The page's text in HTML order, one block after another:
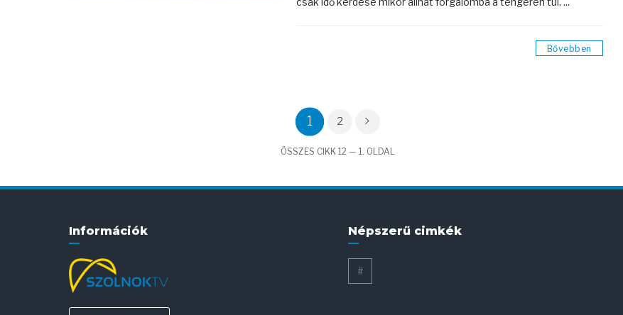
Bővebben
1 2
ÖSSZES CIKK 12 — 1. OLDAL
Információk Népszerű cimkék
#